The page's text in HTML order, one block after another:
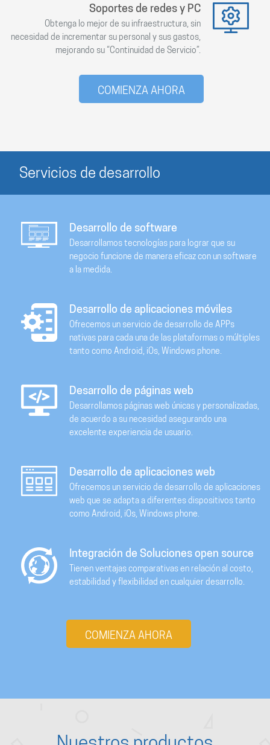
Soportes de redes y PC
Obtenga lo mejor de su infraestructura, sin
necesidad de incrementar su personal y sus gastos,
mejorando su “Continuidad de Servicio”.
COMIENZA AHORA
Servicios de desarrollo
Desarrollo de software
Desarrollamos tecnologías para lograr que su
negocio funcione de manera eficaz con un software
a la medida.
Desarrollo de aplicaciones móviles
Ofrecemos un servicio de desarrollo de APPs
nativas para cada una de las plataformas o múltiples
tanto como Android, iOs, Windows phone.
Desarrollo de páginas web
Desarrollamos páginas web únicas y personalizadas,
de acuerdo a su necesidad asegurando una
excelente experiencia de usuario.
Desarrollo de aplicaciones web
Ofrecemos un servicio de desarrollo de aplicaciones
web que se adapta a diferentes dispositivos tanto
como Android, iOs, Windows phone.
Integración de Soluciones open source
Tienen ventajas comparativas en relación al costo,
estabilidad y flexibilidad en cualquier desarrollo.
COMIENZA AHORA